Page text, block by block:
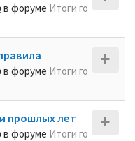
в форуме Итоги го
в форуме Итоги го
прошлых лет
в форуме Итоги го